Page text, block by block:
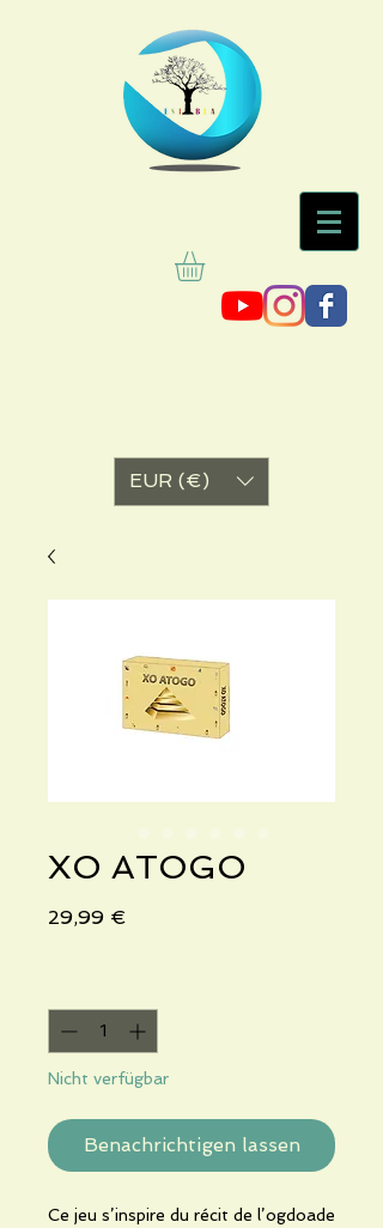
EUR (€)
XO ATOGO
29,99 €
Nicht verfügbar
Benachrichtigen lassen
Ce jeu s’inspire du récit de l’ogdoade